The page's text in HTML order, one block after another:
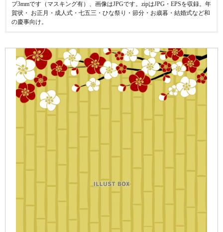
ブ3mmです（マスキング有）、画像はJPGです。zipはJPG・EPSを収録。年
賀状・ お正月・成人式・七五三・ひな祭り・節分・お歳暮・結婚式など和
の慶事向け。